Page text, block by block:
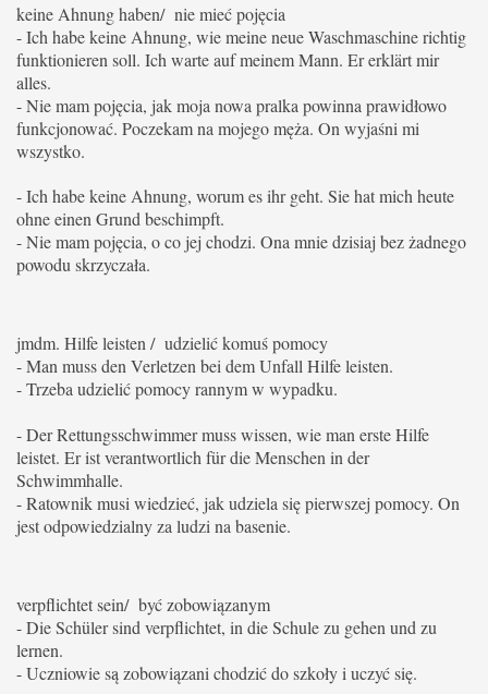
keine Ahnung haben/ nie mieć pojęcia
- Ich habe keine Ahnung, wie meine neue Waschmaschine richtig
funktionieren soll. Ich warte auf meinem Mann. Er erklärt mir
alles.
- Nie mam pojęcia, jak moja nowa pralka powinna prawidłowo
funkcjonować. Poczekam na mojego męża. On wyjaśni mi
wszystko.
- Ich habe keine Ahnung, worum es ihr geht. Sie hat mich heute
ohne einen Grund beschimpft.
- Nie mam pojęcia, o co jej chodzi. Ona mnie dzisiaj bez żadnego
powodu skrzyczała.
jmdm. Hilfe leisten / udzielić komuś pomocy
- Man muss den Verletzen bei dem Unfall Hilfe leisten.
- Trzeba udzielić pomocy rannym w wypadku.
- Der Rettungsschwimmer muss wissen, wie man erste Hilfe
leistet. Er ist verantwortlich für die Menschen in der
Schwimmhalle.
- Ratownik musi wiedzieć, jak udziela się pierwszej pomocy. On
jest odpowiedzialny za ludzi na basenie.
verpflichtet sein/ być zobowiązanym
- Die Schüler sind verpflichtet, in die Schule zu gehen und zu
lernen.
- Uczniowie są zobowiązani chodzić do szkoły i uczyć się.